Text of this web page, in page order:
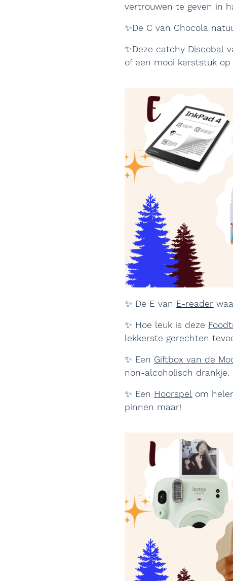
vertrouwen te geven in
✨De C van Chocola
✨Deze catchy Discobal
of een mooi kerststuk
✨ De E van E-reader
✨ Hoe leuk is deze
lekkerste gerechten
✨ Een Giftbox van de
non-alcoholisch drankje.
✨ Een Hoorspel om
pinnen maar!